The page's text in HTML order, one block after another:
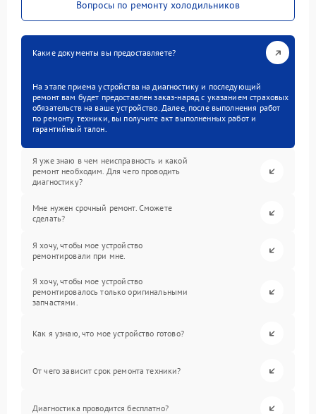
Вопросы по ремонту холодильников
Какие документы вы предоставляете?
На этапе приема устройства на диагностику и последующий
ремонт вам будет предоставлен заказ-наряд с указанием страховых
обязательств на ваше устройство. Далее, после выполнения работ
по ремонту техники, вы получите акт выполненных работ и
гарантийный талон.
Я уже знаю в чем неисправность и какой
ремонт необходим. Для чего проводить
диагностику?
Мне нужен срочный ремонт. Сможете
сделать?
Я хочу, чтобы мое устройство
ремонтировали при мне.
Я хочу, чтобы мое устройство
ремонтировалось только оригинальными
запчастями.
Как я узнаю, что мое устройство готово?
От чего зависит срок ремонта техники?
Диагностика проводится бесплатно?